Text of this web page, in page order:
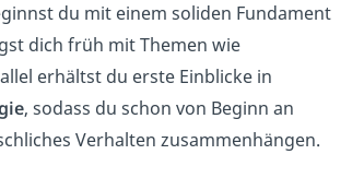
du mit einem soliden Fundament
dich früh mit Themen wie
erhältst du erste Einblicke in
, sodass du schon von Beginn an
Verhalten zusammenhängen.